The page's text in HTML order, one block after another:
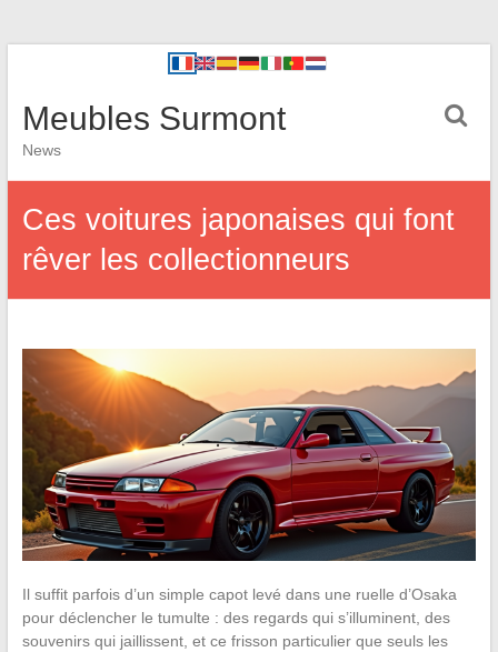
Meubles Surmont
News
Ces voitures japonaises qui font
rêver les collectionneurs
Il suffit parfois d’un simple capot levé dans une ruelle d’Osaka
pour déclencher le tumulte : des regards qui s’illuminent, des
souvenirs qui jaillissent, et ce frisson particulier que seuls les